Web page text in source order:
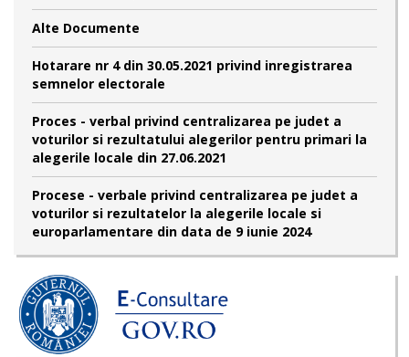
Alte Documente
Hotarare nr 4 din 30.05.2021 privind inregistrarea
semnelor electorale
Proces - verbal privind centralizarea pe judet a
voturilor si rezultatului alegerilor pentru primari la
alegerile locale din 27.06.2021
Procese - verbale privind centralizarea pe judet a
voturilor si rezultatelor la alegerile locale si
europarlamentare din data de 9 iunie 2024